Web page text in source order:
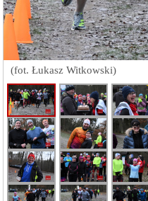
(fot. Łukasz Witkowski)